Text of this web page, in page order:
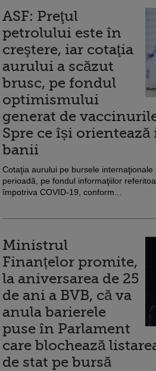
ASF: Preţul
petrolului este în
creştere, iar cotaţia
aurului a scăzut
brusc, pe fondul
optimismului
generat de
Spre ce își
banii
Cotaţia aurului pe bursele
perioadă, pe fondul informaţiilor
împotriva COVID-19, conform...
Ministrul
Finanțelor promite,
la aniversarea de 25
de ani a BVB, că va
anula barierele
puse în Parlament
care blochează
de stat pe bursă